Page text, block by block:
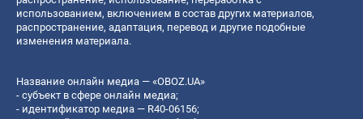
использованием, включением в состав других материалов,
распространение, адаптация, перевод и другие подобные
изменения материала.
Название онлайн медиа — «OBOZ.UA»
- субъект в сфере онлайн медиа;
- идентификатор медиа — R40-06156;